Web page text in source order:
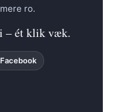
ro.
– ét klik væk.
Facebook